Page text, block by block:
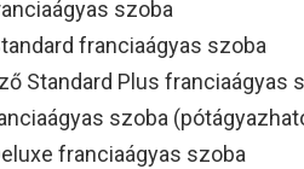
szoba
franciaágyas szoba
Standard Plus franciaágyas
szoba
franciaágyas szoba